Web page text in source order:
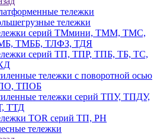
тележки
тележки
серий ТМмини, ТММ, ТМС,
ТМББ, ТЛФЗ, ТДЯ
серий ТП, ТПР, ТПБ, ТБ, ТС,
тележки с поворотной осью
ТПОБ
тележки серий ТПУ, ТПДУ,
ТТД
TOR серий ТП, PH
тележки